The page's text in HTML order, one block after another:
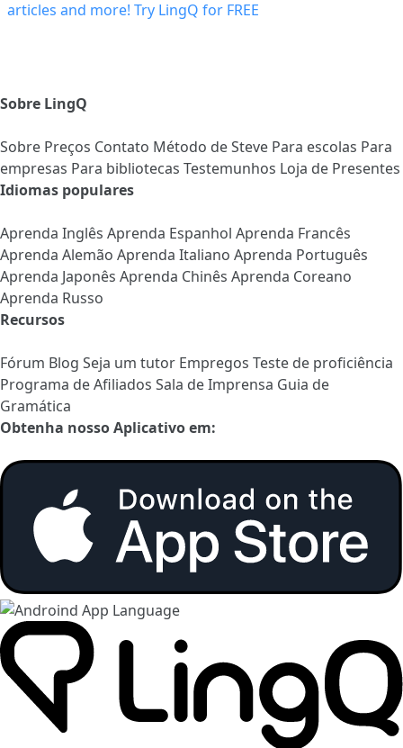
Sobre LingQ
Sobre Preços Contato Método de Steve Para escolas Para
empresas Para bibliotecas Testemunhos Loja de Presentes
Idiomas populares
Aprenda Inglês Aprenda Espanhol Aprenda Francês
Aprenda Alemão Aprenda Italiano Aprenda Português
Aprenda Japonês Aprenda Chinês Aprenda Coreano
Aprenda Russo
Recursos
Fórum Blog Seja um tutor Empregos Teste de proficiência
Programa de Afiliados Sala de Imprensa Guia de
Gramática
Obtenha nosso Aplicativo em: